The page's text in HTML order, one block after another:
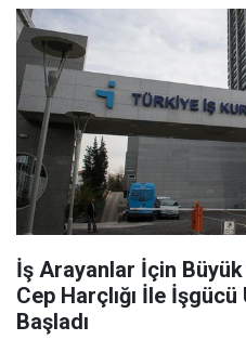
İş Arayanlar İçin
Cep Harçlığı İle
Başladı